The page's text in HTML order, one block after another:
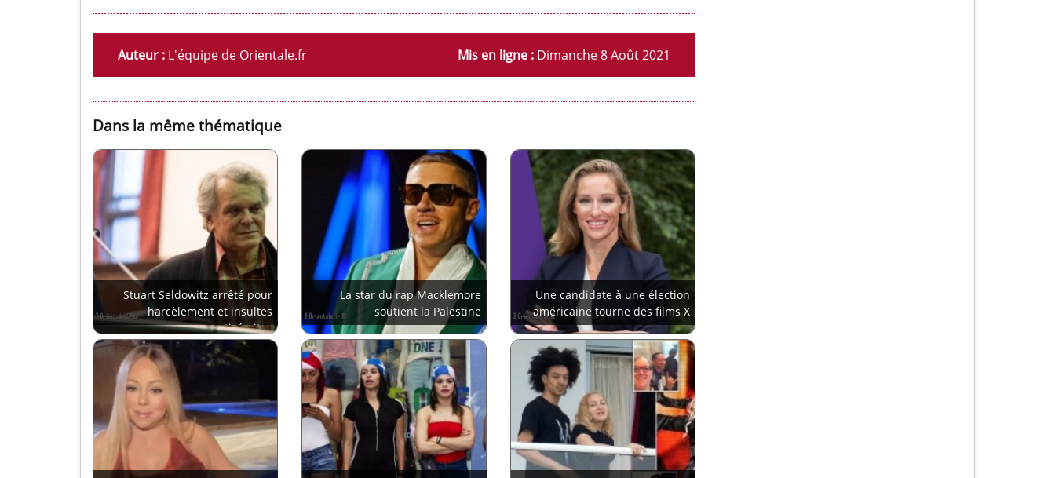
Auteur : L'équipe de Orientale.fr Mis en ligne : Dimanche 8 Août 2021
Dans la même thématique
Stuart Seldowitz arrêté pour
harcèlement et insultes
antisémites
La star du rap Macklemore
soutient la Palestine
Une candidate à une élection
américaine tourne des films X